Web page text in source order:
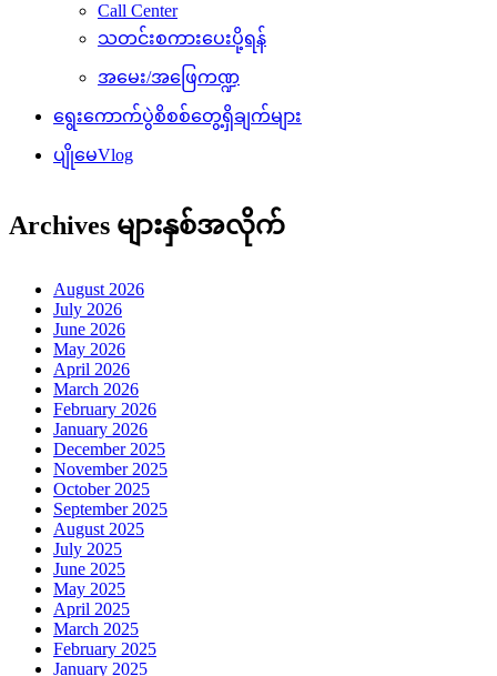
Call Center
သတင်းစကားပေးပို့ရန်
အမေး/အဖြေကဏ္ဍ
ရွေးကောက်ပွဲစိစစ်တွေ့ရှိချက်များ
ပျိုမေVlog
Archives များနှစ်အလိုက်
August 2026
July 2026
June 2026
May 2026
April 2026
March 2026
February 2026
January 2026
December 2025
November 2025
October 2025
September 2025
August 2025
July 2025
June 2025
May 2025
April 2025
March 2025
February 2025
January 2025